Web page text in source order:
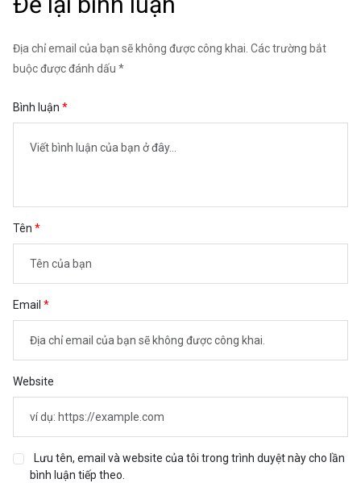
Địa chỉ email của bạn sẽ không được công khai. Các trường bắt
buộc được đánh dấu *
Bình luận
Tên
Email
Website
Lưu tên, email và website của tôi trong trình duyệt này cho lần
bình luận tiếp theo.